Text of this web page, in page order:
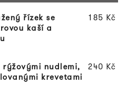
řízek se
kaší a
185 Kč
nudlemi,
krevetami
240 Kč